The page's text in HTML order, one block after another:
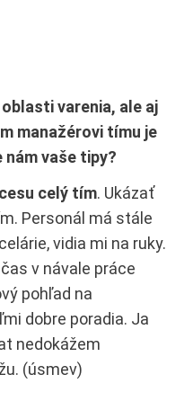
varenia, ale aj
manažérovi tímu je
vaše tipy?
celý tím. Ukázať
Personál má stále
vidia mi na ruky.
v návale práce
pohľad na
dobre poradia. Ja
nedokážem
(úsmev)